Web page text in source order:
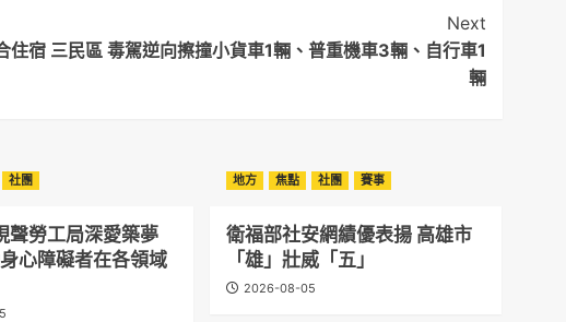
住宿
Next
三民區 毒駕逆向擦撞小貨車1輛、普重機車3輛、自行車1
輛
社團
聲勞工局深愛築夢
心障礙者在各領域
地方 焦點 社團 賽事
衛福部社安網績優表揚 高雄市
「雄」壯威「五」
2026-08-05